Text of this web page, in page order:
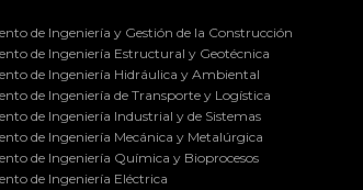
de Ingeniería y Gestión de la Construcción
de Ingeniería Estructural y Geotécnica
de Ingeniería Hidráulica y Ambiental
de Ingeniería de Transporte y Logística
de Ingeniería Industrial y de Sistemas
de Ingeniería Mecánica y Metalúrgica
de Ingeniería Química y Bioprocesos
de Ingeniería Eléctrica